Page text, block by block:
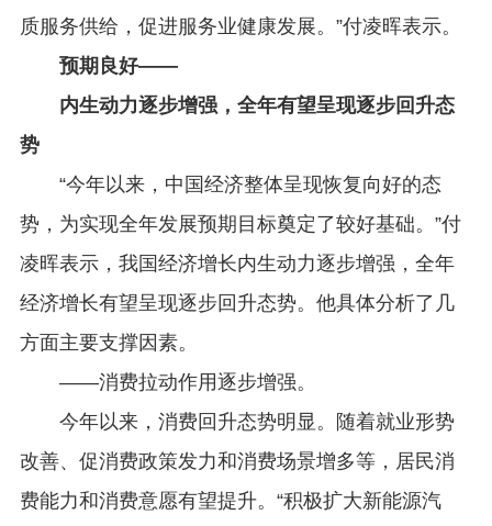
质服务供给，促进服务业健康发展。”付凌晖表示。
预期良好——
内生动力逐步增强，全年有望呈现逐步回升态
势
“今年以来，中国经济整体呈现恢复向好的态
势，为实现全年发展预期目标奠定了较好基础。”付
凌晖表示，我国经济增长内生动力逐步增强，全年
经济增长有望呈现逐步回升态势。他具体分析了几
方面主要支撑因素。
——消费拉动作用逐步增强。
今年以来，消费回升态势明显。随着就业形势
改善、促消费政策发力和消费场景增多等，居民消
费能力和消费意愿有望提升。“积极扩大新能源汽